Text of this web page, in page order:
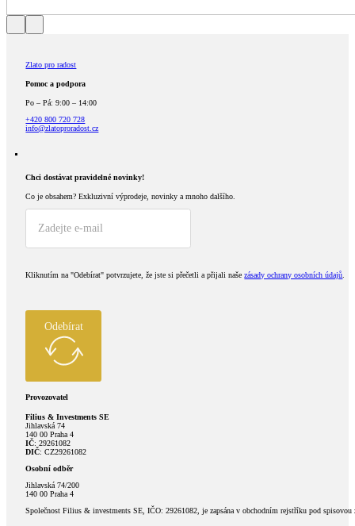
Zlato pro radost
Pomoc a podpora
Po – Pá: 9:00 – 14:00
+420 800 720 728
info@zlatoproradost.cz
Chci dostávat pravidelné novinky!​
Co je obsahem? Exkluzivní výprodeje, novinky a mnoho dalšího.
Kliknutím na "Odebírat" potvrzujete, že jste si přečetli a přijali našezásady ochrany osobních údajů.
Odebírat
Provozovatel
Filius & Investments SE
Jihlavská 74
140 00 Praha 4
IČ: 29261082
DIČ: CZ29261082
Osobní odběr
Jihlavská 74/200
140 00 Praha 4
Společnost Filius & investments SE, IČO: 29261082, je zapsána v obchodním rejstříku pod spisovou